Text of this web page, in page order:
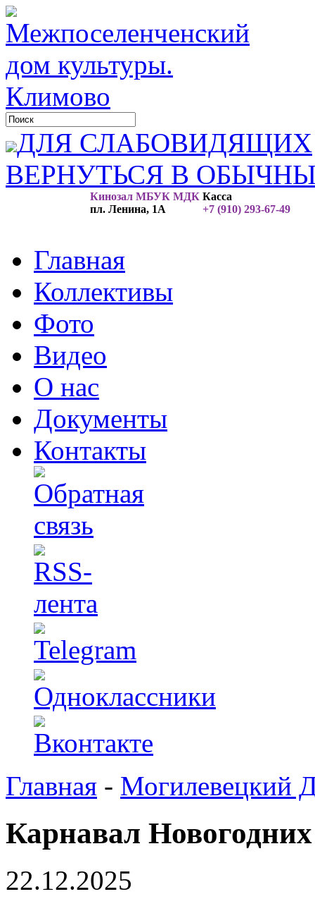
ДЛЯ СЛАБОВИДЯЩИХ
ВЕРНУТЬСЯ В
Кинозал МБУК МДК
пл. Ленина, 1А
Касса
+7 (910) 293-67-49
Главная
Коллективы
Фото
Видео
О нас
Документы
Контакты
Главная - Могилевецкий
Карнавал
22.12.2025